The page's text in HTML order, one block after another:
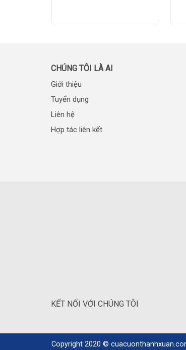
CHÚNG TÔI LÀ AI
Giới thiệu
Tuyển dụng
Liên hệ
Hợp tác liên kết
KẾT NỐI VỚI CHÚNG TÔI
Copyright 2020 ©